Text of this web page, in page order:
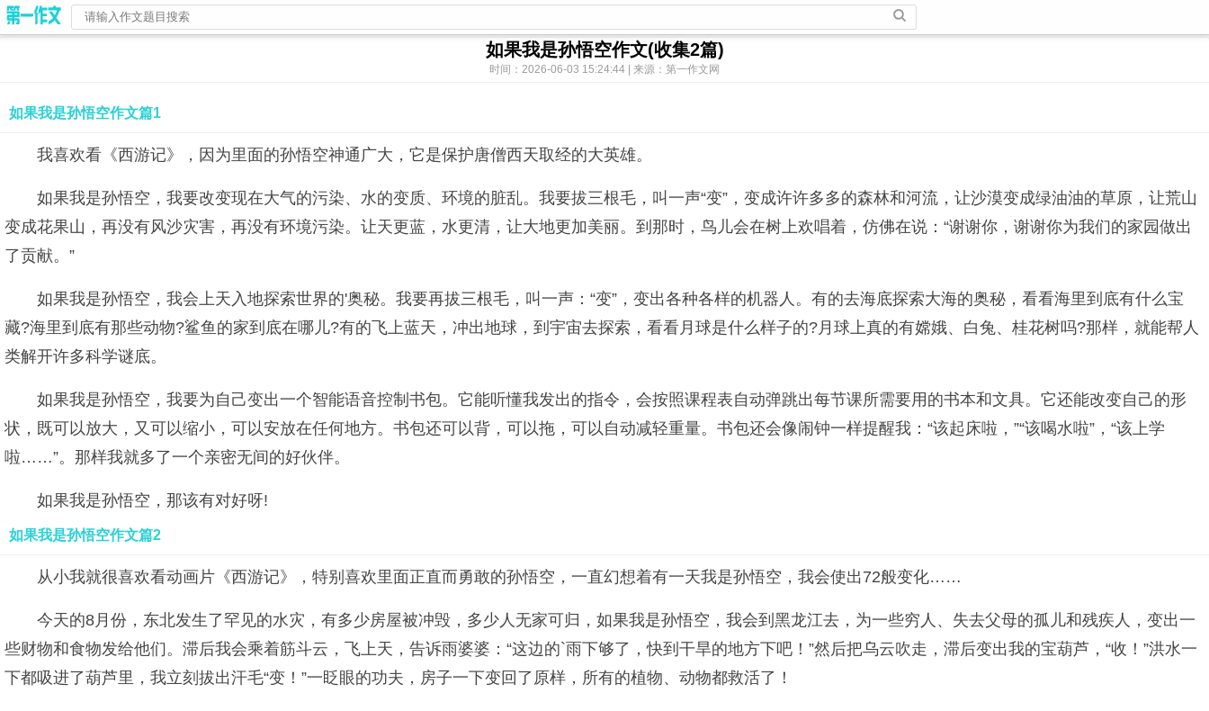
如果我是孙悟空作文(收集2篇)
时间：2026-06-03 15:24:44 | 来源：第一作文网
如果我是孙悟空作文篇1
我喜欢看《西游记》，因为里面的孙悟空神通广大，它是保护唐僧西天取经的大英雄。
如果我是孙悟空，我要改变现在大气的污染、水的变质、环境的脏乱。我要拔三根毛，叫一声“变”，变成许许多多的森林和河流，让沙漠变成绿油油的草原，让荒山
变成花果山，再没有风沙灾害，再没有环境污染。让天更蓝，水更清，让大地更加美丽。到那时，鸟儿会在树上欢唱着，仿佛在说：“谢谢你，谢谢你为我们的家园做出
了贡献。”
如果我是孙悟空，我会上天入地探索世界的'奥秘。我要再拔三根毛，叫一声：“变”，变出各种各样的机器人。有的去海底探索大海的奥秘，看看海里到底有什么宝
藏?海里到底有那些动物?鲨鱼的家到底在哪儿?有的飞上蓝天，冲出地球，到宇宙去探索，看看月球是什么样子的?月球上真的有嫦娥、白兔、桂花树吗?那样，就能帮人
类解开许多科学谜底。
如果我是孙悟空，我要为自己变出一个智能语音控制书包。它能听懂我发出的指令，会按照课程表自动弹跳出每节课所需要用的书本和文具。它还能改变自己的形
状，既可以放大，又可以缩小，可以安放在任何地方。书包还可以背，可以拖，可以自动减轻重量。书包还会像闹钟一样提醒我：“该起床啦，”“该喝水啦”，“该上学
啦……”。那样我就多了一个亲密无间的好伙伴。
如果我是孙悟空，那该有对好呀!
如果我是孙悟空作文篇2
从小我就很喜欢看动画片《西游记》，特别喜欢里面正直而勇敢的孙悟空，一直幻想着有一天我是孙悟空，我会使出72般变化……
今天的8月份，东北发生了罕见的水灾，有多少房屋被冲毁，多少人无家可归，如果我是孙悟空，我会到黑龙江去，为一些穷人、失去父母的孤儿和残疾人，变出一
些财物和食物发给他们。滞后我会乘着筋斗云，飞上天，告诉雨婆婆：“这边的`雨下够了，快到干旱的地方下吧！”然后把乌云吹走，滞后变出我的宝葫芦，“收！”洪水一
下都吸进了葫芦里，我立刻拔出汗毛“变！”一眨眼的功夫，房子一下变回了原样，所有的植物、动物都救活了！